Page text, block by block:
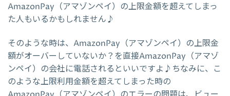
AmazonPay（アマゾンペイ）の上限金額を超えてしまっ
た人もいるかもしれません♪
そのような時は、AmazonPay（アマゾンペイ）の上限金
額がオーバーしていないか？を直接AmazonPay（アマゾ
ンペイ）の会社に電話されるといいですよ♪ちなみに、こ
のような上限利用金額を超えてしまった時の